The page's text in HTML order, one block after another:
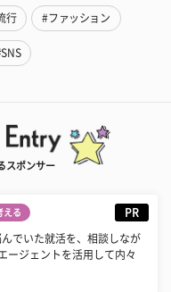
行 #ファッション
スポンサー
える PR
でいた就活を、相談しなが
ージェントを活用して内々